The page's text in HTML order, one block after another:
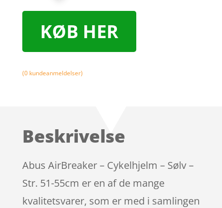
KØB HER
(0kundeanmeldelser)
Beskrivelse
Abus AirBreaker – Cykelhjelm – Sølv –
Str. 51-55cm er en af de mange
kvalitetsvarer, som er med i samlingen